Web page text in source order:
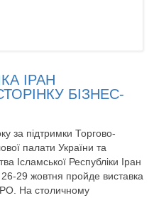
ІРАН
БІЗНЕС-
за підтримки Торгово-
палати України та
Ісламської Республіки Іран
26-29 жовтня пройде виставка
На столичному